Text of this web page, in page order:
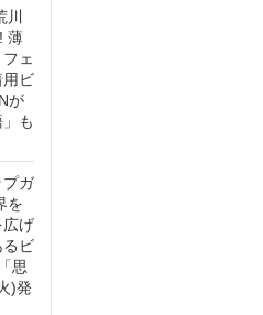
薄
ェ
用ビ
が
も
プガ
を
広げ
るビ
思
)発